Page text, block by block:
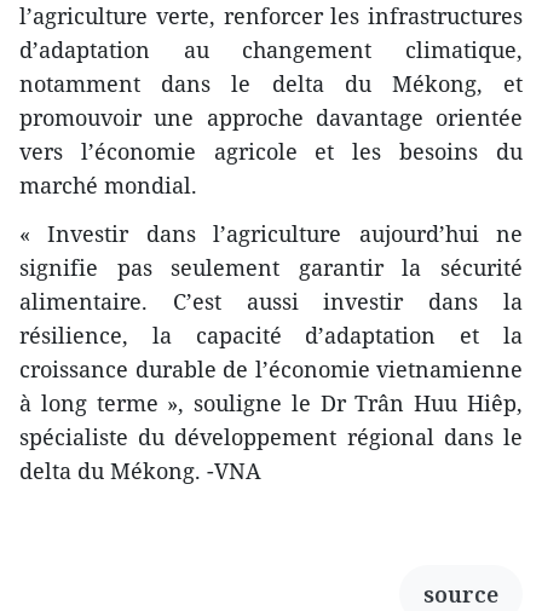
l’agriculture verte, renforcer les infrastructures
d’adaptation au changement climatique,
notamment dans le delta du Mékong, et
promouvoir une approche davantage orientée
vers l’économie agricole et les besoins du
marché mondial.
« Investir dans l’agriculture aujourd’hui ne
signifie pas seulement garantir la sécurité
alimentaire. C’est aussi investir dans la
résilience, la capacité d’adaptation et la
croissance durable de l’économie vietnamienne
à long terme », souligne le Dr Trân Huu Hiêp,
spécialiste du développement régional dans le
delta du Mékong. -VNA
source